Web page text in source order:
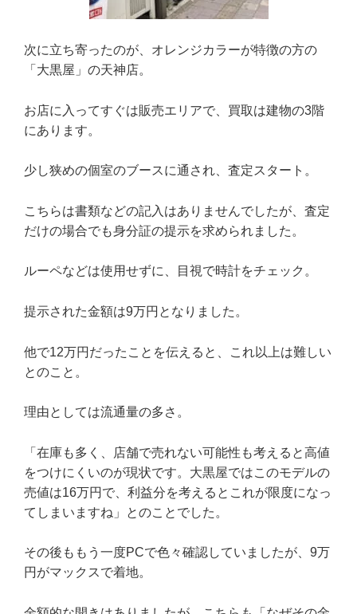
次に立ち寄ったのが、オレンジカラーが特徴の方の
「大黒屋」の天神店。
お店に入ってすぐは販売エリアで、買取は建物の3階
にあります。
少し狭めの個室のブースに通され、査定スタート。
こちらは書類などの記入はありませんでしたが、査定
だけの場合でも身分証の提示を求められました。
ルーペなどは使用せずに、目視で時計をチェック。
提示された金額は9万円となりました。
他で12万円だったことを伝えると、これ以上は難しい
とのこと。
理由としては流通量の多さ。
「在庫も多く、店舗で売れない可能性も考えると高値
をつけにくいのが現状です。大黒屋ではこのモデルの
売値は16万円で、利益分を考えるとこれが限度になっ
てしまいますね」とのことでした。
その後ももう一度PCで色々確認していましたが、9万
円がマックスで着地。